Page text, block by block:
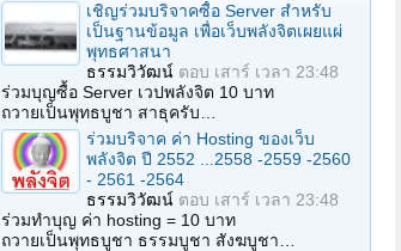
เชิญร่วมบริจาคซื้อ Server สำหรับ
เป็นฐานข้อมูล เพื่อเว็บพลังจิตเผยแผ่
พุทธศาสนา
ธรรมวิวัฒน์ ตอบ เสาร์ เวลา 23:48
ร่วมบุญซื้อ Server เวปพลังจิต 10 บาท
ถวายเป็นพุทธบูชา สาธุครับ…
ร่วมบริจาค ค่า Hosting ของเว็บ
พลังจิต ปี 2552 ...2558 -2559 -2560
- 2561 -2564
ธรรมวิวัฒน์ ตอบ เสาร์ เวลา 23:48
ร่วมทำบุญ ค่า hosting = 10 บาท
ถวายเป็นพุทธบูชา ธรรมบูชา สังฆบูชา…